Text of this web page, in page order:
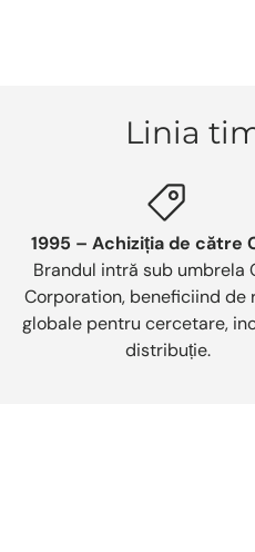
Linia
1995 – Achiziția de către
Brandul intră sub umbrela
Corporation, beneficiind de
globale pentru cercetare,
distribuție.